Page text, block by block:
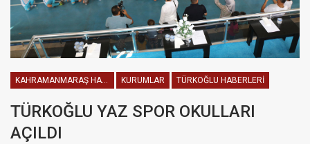
KURUMLAR TÜRKOĞLU HABERLERI
TÜRKOĞLU YAZ SPOR OKULLARI
AÇILDI